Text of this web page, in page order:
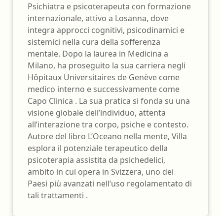
Psichiatra e psicoterapeuta con formazione
internazionale, attivo a Losanna, dove
integra approcci cognitivi, psicodinamici e
sistemici nella cura della sofferenza
mentale. Dopo la laurea in Medicina a
Milano, ha proseguito la sua carriera negli
Hôpitaux Universitaires de Genève come
medico interno e successivamente come
Capo Clinica . La sua pratica si fonda su una
visione globale dell’individuo, attenta
all’interazione tra corpo, psiche e contesto.
Autore del libro L’Oceano nella mente, Villa
esplora il potenziale terapeutico della
psicoterapia assistita da psichedelici,
ambito in cui opera in Svizzera, uno dei
Paesi più avanzati nell’uso regolamentato di
tali trattamenti .